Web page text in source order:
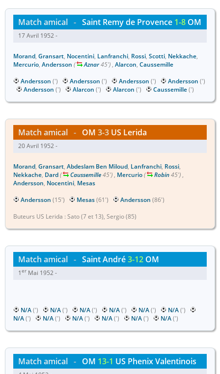
Match amical - Saint Remy de Provence 1-8 OM
17 Avril 1952 -
Morand, Gransart, Nocentini, Lanfranchi, Rossi, Scotti, Nekkache,
Mercurio, Andersson ( Aznar45') , Alarcon, Caussemille
Andersson (') Andersson (') Andersson (') Andersson (')
Andersson (') Alarcon (') Alarcon (') Caussemille(')
Match amical - OM 3-3 US Lerida
20 Avril 1952 -
Morand, Gransart, Abdeslam Ben Miloud, Lanfranchi, Rossi,
Nekkache, Dard( Caussemille45') , Mercurio( Robin45') ,
Andersson, Nocentini, Mesas
Andersson (15') Mesas(61') Andersson (86')
Buteurs US Lerida : Sato (7 et 13), Sergio (85)
Match amical - Saint André3-12 OM
1er Mai 1952 -
N/A(') N/A(') N/A(') N/A(') N/A(') N/A(')
N/A(') N/A(') N/A(') N/A(') N/A(') N/A(')
Match amical - OM 13-1 US Phenix Valentinois